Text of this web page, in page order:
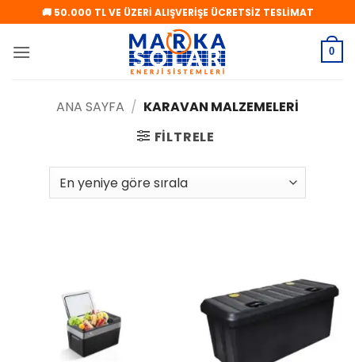
atla
🚚 50.000 TL VE ÜZERİ ALIŞVERİŞE ÜCRETSİZ TESLİMAT
0
ANA SAYFA / KARAVAN MALZEMELERI
FILTRELE